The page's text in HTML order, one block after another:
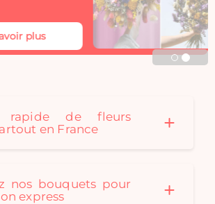
Les bouquets de fleurs
séchées Rosa Cadaqués
s'invitent dans votre
décoration. Rosa
Cadaques créé au fil des
pour convenir à tous les
styles de décoration. Un
écologique !
En savoir plus
rapide de fleurs
en France
nos bouquets pour
express